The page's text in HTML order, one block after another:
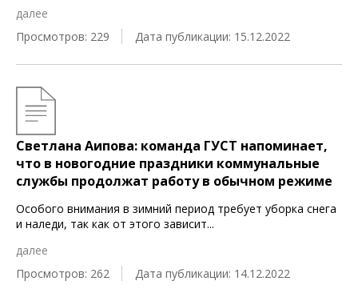
далее
Просмотров: 229
Дата публикации: 15.12.2022
Светлана Аипова: команда ГУСТ напоминает,
что в новогодние праздники коммунальные
службы продолжат работу в обычном режиме
Особого внимания в зимний период требует уборка снега
и наледи, так как от этого зависит...
далее
Просмотров: 262
Дата публикации: 14.12.2022